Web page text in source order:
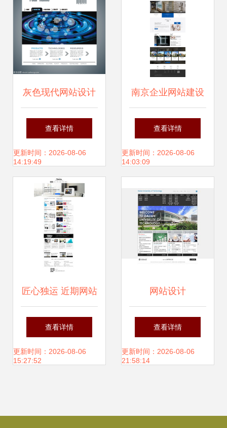
灰色现代网站设计
简约与高级感的完
美平衡
查看详情
更新时间：2026-08-06
14:19:49
南京企业网站建设
指南 从电梯制造到
品牌塑造的全链路
查看详情
更新时间：2026-08-06
14:03:09
匠心独运 近期网站
设计作品与行业趋
势解读
查看详情
更新时间：2026-08-06
15:27:52
网站设计
查看详情
更新时间：2026-08-06
21:58:14